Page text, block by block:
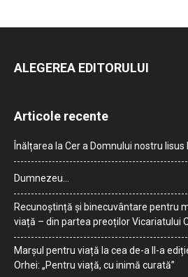
ALEGEREA EDITORULUI
Articole recente
Înălțarea la Cer a Domnului nostru Iisus
Dumnezeu…
Recunoștință și binecuvântare pentru
viață – din partea preoților Vicariatului
Marșul pentru viață la cea de-a II-a
Orhei: „Pentru viață, cu inimă curată”